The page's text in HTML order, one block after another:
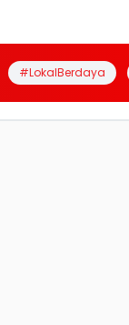
#LokalBerdaya